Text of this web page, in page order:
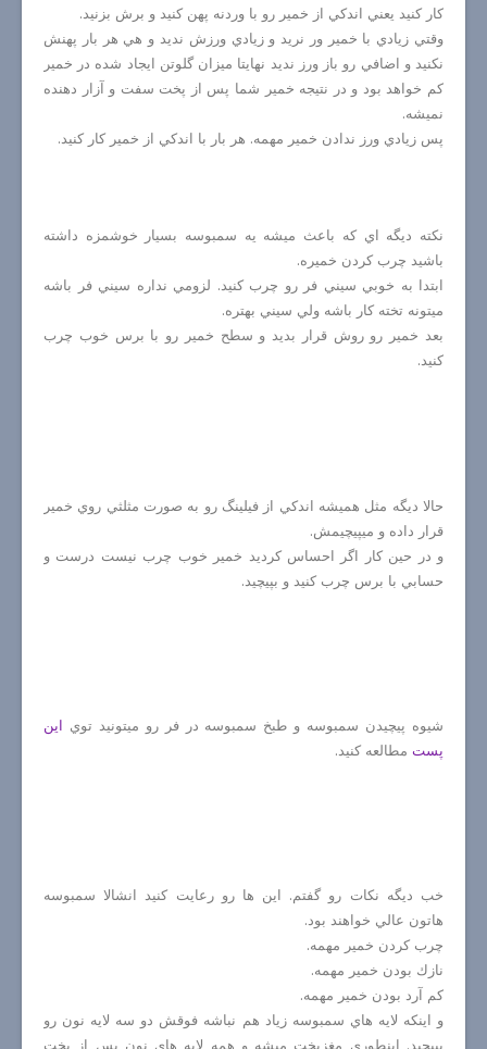
كار كنيد يعني اندكي از خمير رو با وردنه پهن كنيد و برش بزنيد.
وقتي زيادي با خمير ور نريد و زيادي ورزش نديد و هي هر بار پهنش
نكنيد و اضافي رو باز ورز نديد نهايتا ميزان گلوتن ايجاد شده در خمير
كم خواهد بود و در نتيجه خمير شما پس از پخت سفت و آزار دهنده
نميشه.
پس زيادي ورز ندادن خمير مهمه. هر بار با اندكي از خمير كار كنيد.
نكته ديگه اي كه باعث ميشه يه سمبوسه بسيار خوشمزه داشته
باشيد چرب كردن خميره.
ابتدا به خوبي سيني فر رو چرب كنيد. لزومي نداره سيني فر باشه
ميتونه تخته كار باشه ولي سيني بهتره.
بعد خمير رو روش قرار بديد و سطح خمير رو با برس خوب چرب
كنيد.
حالا ديگه مثل هميشه اندكي از فيلينگ رو به صورت مثلثي روي خمير
قرار داده و ميپيچيمش.
و در حين كار اگر احساس كرديد خمير خوب چرب نيست درست و
حسابي با برس چرب كنيد و بپيچيد.
شيوه پيچيدن سمبوسه و طبخ سمبوسه در فر رو ميتونيد توي اين
پست مطالعه كنيد.
خب ديگه نكات رو گفتم. اين ها رو رعايت كنيد انشالا سمبوسه
هاتون عالي خواهند بود.
چرب كردن خمير مهمه.
نازك بودن خمير مهمه.
كم آرد بودن خمير مهمه.
و اينكه لايه هاي سمبوسه زياد هم نباشه فوقش دو سه لايه نون رو